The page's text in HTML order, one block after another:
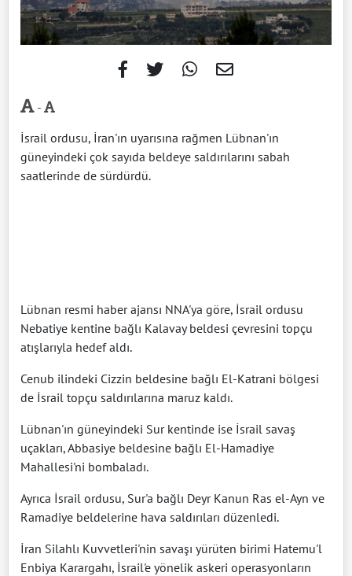
-
İsrail ordusu, İran'ın uyarısına rağmen Lübnan'ın
güneyindeki çok sayıda beldeye saldırılarını sabah
saatlerinde de sürdürdü.
Lübnan resmi haber ajansı NNA'ya göre, İsrail ordusu
Nebatiye kentine bağlı Kalavay beldesi çevresini topçu
atışlarıyla hedef aldı.
Cenub ilindeki Cizzin beldesine bağlı El-Katrani bölgesi
de İsrail topçu saldırılarına maruz kaldı.
Lübnan'ın güneyindeki Sur kentinde ise İsrail savaş
uçakları, Abbasiye beldesine bağlı El-Hamadiye
Mahallesi'ni bombaladı.
Ayrıca İsrail ordusu, Sur'a bağlı Deyr Kanun Ras el-Ayn ve
Ramadiye beldelerine hava saldırıları düzenledi.
İran Silahlı Kuvvetleri'nin savaşı yürüten birimi Hatemu'l
Enbiya Karargahı, İsrail'e yönelik askeri operasyonların